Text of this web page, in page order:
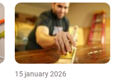
15 january 2026